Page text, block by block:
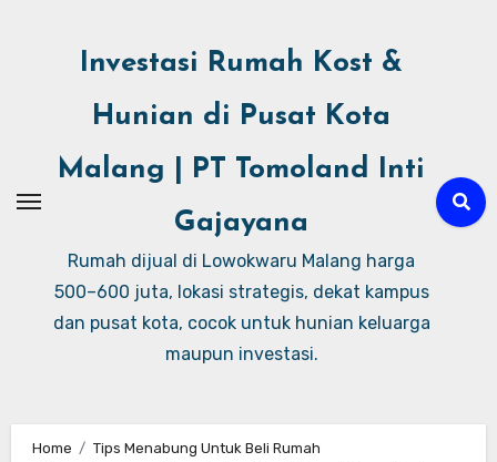
Investasi Rumah Kost &
Hunian di Pusat Kota
Malang | PT Tomoland Inti
Gajayana
Rumah dijual di Lowokwaru Malang harga
500–600 juta, lokasi strategis, dekat kampus
dan pusat kota, cocok untuk hunian keluarga
maupun investasi.
Home
Tips Menabung Untuk Beli Rumah